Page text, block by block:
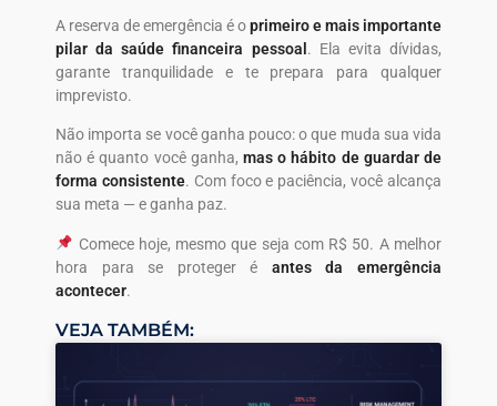
A reserva de emergência é oprimeiro e mais importante
pilar da saúde financeira pessoal . Ela evita dívidas,
garante tranquilidade e te prepara para qualquer
imprevisto.
Não importa se você ganha pouco: o que muda sua vida
não é quanto você ganha, mas o hábito de guardar de
forma consistente. Com foco e paciência, você alcança
sua meta — e ganha paz.
Comece hoje, mesmo que seja com R$ 50. A melhor
hora para se proteger é antes da emergência
acontecer.
VEJA TAMBÉM: